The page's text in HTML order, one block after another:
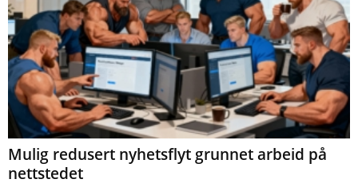
Mulig redusert nyhetsflyt grunnet arbeid på
nettstedet